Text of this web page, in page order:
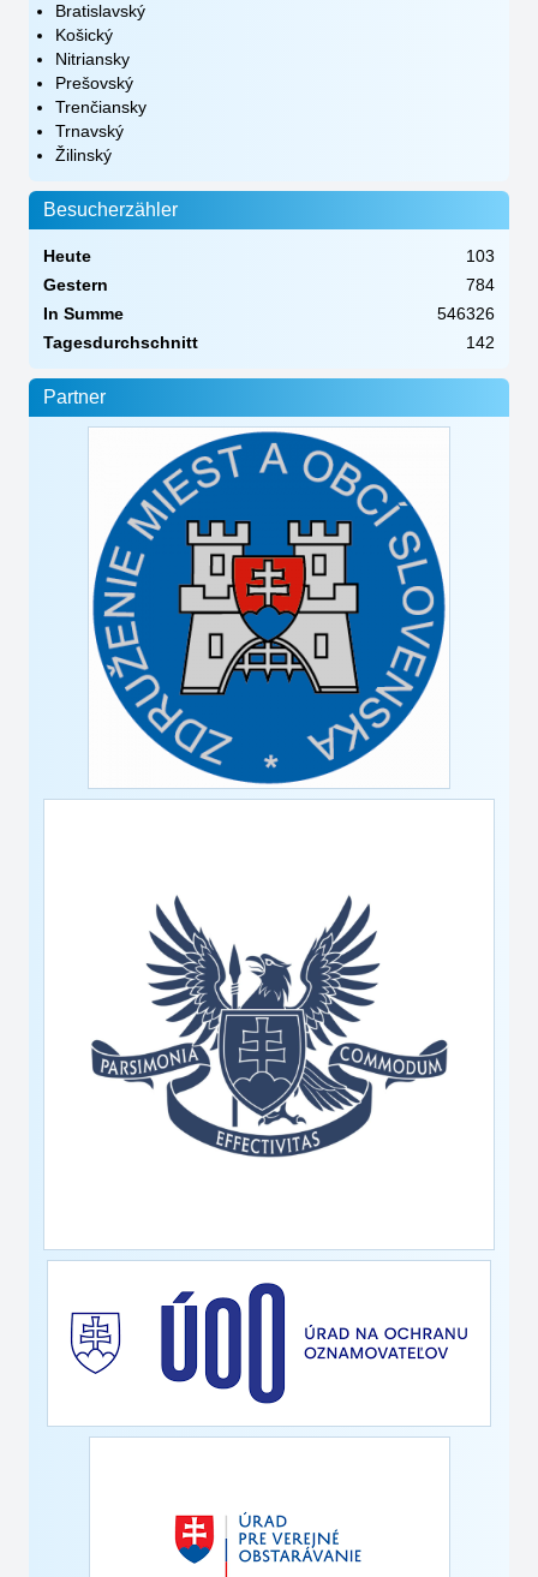
Bratislavský
Košický
Nitriansky
Prešovský
Trenčiansky
Trnavský
Žilinský
Besucherzähler
Heute
103
Gestern
784
In Summe
546326
Tagesdurchschnitt
142
Partner